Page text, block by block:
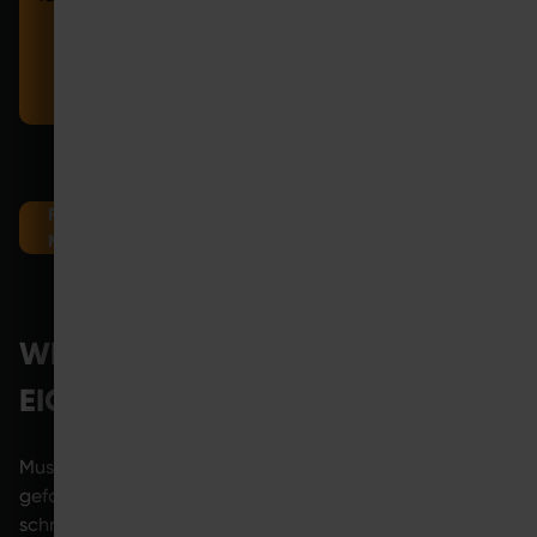
FINDE JETZT EIN COMPETENCE CENTER IN DEINER
NÄHE
WIE BAUT DER KÖRPER
EIGENTLICH MUSKELN AUF?
Muskeln reagieren auf Belastung. Werden sie regelmäßig
gefordert, beginnt der Körper damit, die Muskulatur
schrittweise zu stärken. Im Umkehrschluss bedeutet das: